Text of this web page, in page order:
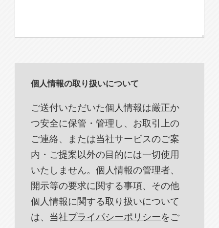
個人情報の取り扱いについて
ご送付いただいた個人情報は厳正か
つ安全に保管・管理し、お取引上の
ご連絡、または当社サービスのご案
内・ご提案以外の目的には一切使用
いたしません。個人情報の管理者、
開示等の要求に関する事項、その他
個人情報に関する取り扱いについて
は、当社プライパシーポリシーをご